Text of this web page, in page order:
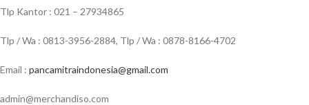
Tlp Kantor : 021 – 27934865
Tlp / Wa : 0813-3956-2884, Tlp / Wa : 0878-8166-4702
Email : pancamitraindonesia@gmail.com
admin@merchandiso.com